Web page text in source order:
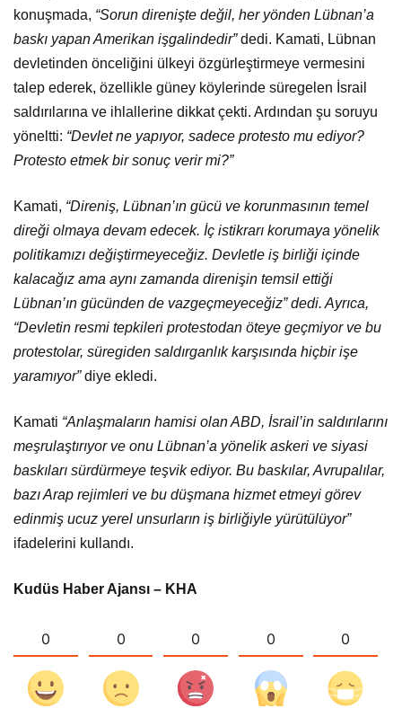
konuşmada, “Sorun direnişte değil, her yönden Lübnan’a
baskı yapan Amerikan işgalindedir”dedi. Kamati, Lübnan
devletinden önceliğini ülkeyi özgürleştirmeye vermesini
talep ederek, özellikle güney köylerinde süregelen İsrail
saldırılarına ve ihlallerine dikkat çekti. Ardından şu soruyu
yöneltti: “Devlet ne yapıyor, sadece protesto mu ediyor?
Protesto etmek bir sonuç verir mi?”
Kamati, “Direniş, Lübnan’ın gücü ve korunmasının temel
direği olmaya devam edecek. İç istikrarı korumaya yönelik
politikamızı değiştirmeyeceğiz. Devletle iş birliği içinde
kalacağız ama aynı zamanda direnişin temsil ettiği
Lübnan’ın gücünden de vazgeçmeyeceğiz” dedi. Ayrıca,
“Devletin resmi tepkileri protestodan öteye geçmiyor ve bu
protestolar, süregiden saldırganlık karşısında hiçbir işe
yaramıyor”diye ekledi.
Kamati “Anlaşmaların hamisi olan ABD, İsrail’in saldırılarını
meşrulaştırıyor ve onu Lübnan’a yönelik askeri ve siyasi
baskıları sürdürmeye teşvik ediyor. Bu baskılar, Avrupalılar,
bazı Arap rejimleri ve bu düşmana hizmet etmeyi görev
edinmiş ucuz yerel unsurların iş birliğiyle yürütülüyor”
ifadelerini kullandı.
Kudüs Haber Ajansı – KHA
0 0 0 0 0